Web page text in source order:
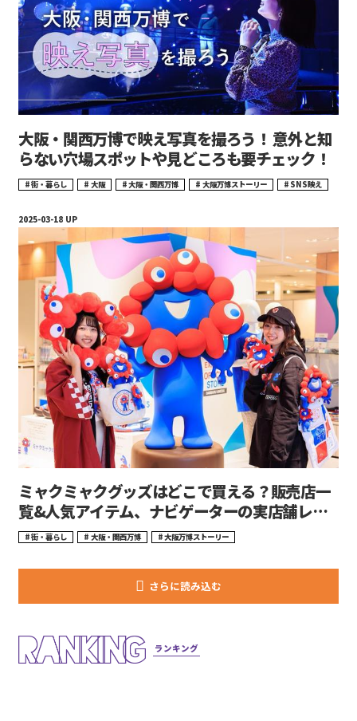
大阪・関西万博で映え写真を撮ろう！ 意外と知
らない穴場スポットや見どころも要チェック！
街・暮らし 大阪 大阪・関西万博 大阪万博ストーリー SNS映え
ミャクミャクグッズはどこで買える？販売店一
覧&人気アイテム、ナビゲーターの実店舗レポ
も！
街・暮らし 大阪・関西万博 大阪万博ストーリー
ランキング